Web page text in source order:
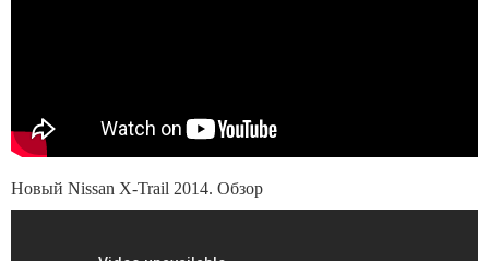
Новый Nissan X-Trail 2014. Обзор